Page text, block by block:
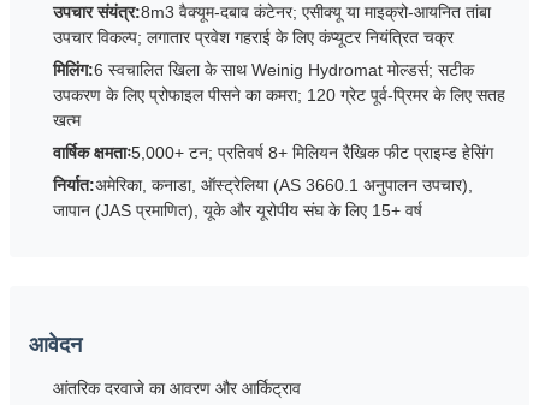
उपचार संयंत्र:8m3 वैक्यूम-दबाव कंटेनर; एसीक्यू या माइक्रो-आयनित तांबा
उपचार विकल्प; लगातार प्रवेश गहराई के लिए कंप्यूटर नियंत्रित चक्र
मिलिंग:6 स्वचालित खिला के साथ Weinig Hydromat मोल्डर्स; सटीक
उपकरण के लिए प्रोफाइल पीसने का कमरा; 120 ग्रेट पूर्व-प्रिमर के लिए सतह
खत्म
वार्षिक क्षमताः5,000+ टन; प्रतिवर्ष 8+ मिलियन रैखिक फीट प्राइम्ड हेसिंग
निर्यात:अमेरिका, कनाडा, ऑस्ट्रेलिया (AS 3660.1 अनुपालन उपचार),
जापान (JAS प्रमाणित), यूके और यूरोपीय संघ के लिए 15+ वर्ष
आवेदन
आंतरिक दरवाजे का आवरण और आर्किट्राव